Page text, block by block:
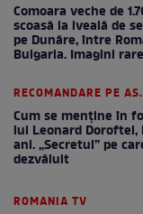
Comoara veche de
scoasă la iveală de
pe Dunăre, între
Bulgaria. Imagini rare
RECOMANDARE PE
Cum se menţine în
lui Leonard Doroftei,
ani. „Secretul” pe
dezvăluit
ROMANIA TV